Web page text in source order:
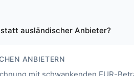
ausländischer Anbieter?
ANBIETERN